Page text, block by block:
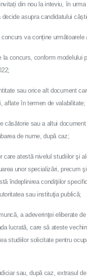
din nou la inteviu, în urma
asupra candidatului
va conține următoarele
concurs, conform modelului
sau orice alt document
aflate în termen de valabilitate;
căsătorie sau a altui document
de nume, după caz;
care atestă nivelul studiilor şi
unor specializări, precum
îndeplinirea condiţiilor
sau instituţia publică;
a adeverinţei eliberate de
lucrată, care să ateste
studiilor solicitate pentru
sau, după caz, extrasul